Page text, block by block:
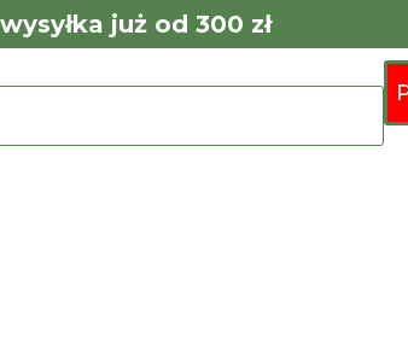
już od 300 zł